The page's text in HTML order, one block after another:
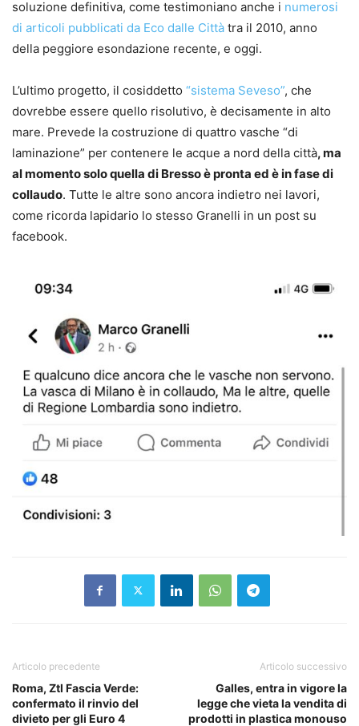
soluzione definitiva, come testimoniano anche i numerosi
di articoli pubblicati da Eco dalle Città tra il 2010, anno
della peggiore esondazione recente, e oggi.
L’ultimo progetto, il cosiddetto “sistema Seveso”, che
dovrebbe essere quello risolutivo, è decisamente in alto
mare. Prevede la costruzione di quattro vasche “di
laminazione” per contenere le acque a nord della città, ma
al momento solo quella di Bresso è pronta ed è in fase di
collaudo. Tutte le altre sono ancora indietro nei lavori,
come ricorda lapidario lo stesso Granelli in un post su
facebook.
Articolo precedente
Roma, Ztl Fascia Verde:
confermato il rinvio del
divieto per gli Euro 4
Articolo successivo
Galles, entra in vigore la
legge che vieta la vendita di
prodotti in plastica monouso